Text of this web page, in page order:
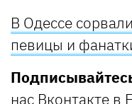
В Одессе
певицы и
нас Вконтакте в